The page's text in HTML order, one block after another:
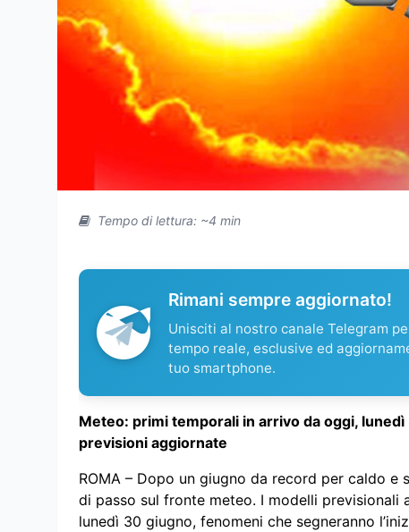
Tempo di lettura: ~4 min
Rimani sempre aggiornato!
Unisciti al nostro canale Telegram
tempo reale, esclusive ed
tuo smartphone.
Meteo: primi temporali in arrivo da oggi,
previsioni aggiornate
ROMA – Dopo un giugno da record per caldo e
di passo sul fronte meteo. I modelli previsionali
lunedì 30 giugno, fenomeni che segneranno